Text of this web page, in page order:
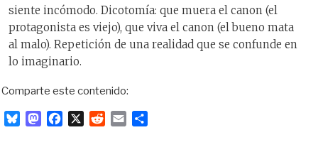
siente incómodo. Dicotomía: que muera el canon (el
protagonista es viejo), que viva el canon (el bueno mata
al malo). Repetición de una realidad que se confunde en
lo imaginario.
Comparte este contenido:
M
X